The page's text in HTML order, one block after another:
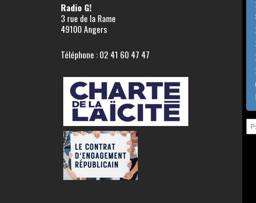
Radio G!
3 rue de la Rame
49100 Angers
Téléphone : 02 41 60 47 47